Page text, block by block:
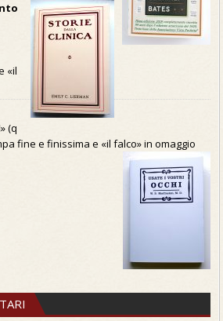
«il
» (q
fine e finissima e «il falco» in omaggio